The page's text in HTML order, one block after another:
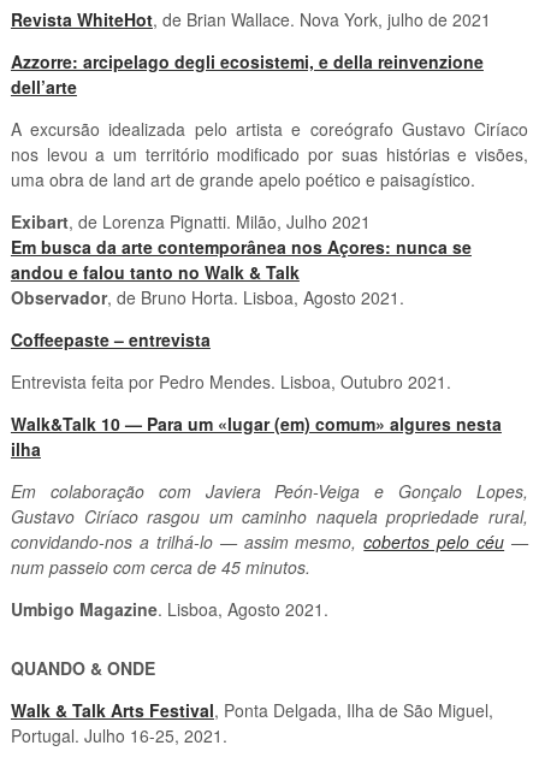
Revista WhiteHot, de Brian Wallace. Nova York, julho de 2021
Azzorre: arcipelago degli ecosistemi, e della reinvenzione
dell’arte
A excursão idealizada pelo artista e coreógrafo Gustavo Ciríaco
nos levou a um território modificado por suas histórias e visões,
uma obra de land art de grande apelo poético e paisagístico.
Exibart, de Lorenza Pignatti. Milão, Julho 2021
Em busca da arte contemporânea nos Açores: nunca se
andou e falou tanto no Walk & Talk
Observador, de Bruno Horta. Lisboa, Agosto 2021.
Coffeepaste – entrevista
Entrevista feita por Pedro Mendes. Lisboa, Outubro 2021.
Walk&Talk 10 — Para um «lugar (em) comum» algures nesta
ilha
Em colaboração com Javiera Peón-Veiga e Gonçalo Lopes,
Gustavo Ciríaco rasgou um caminho naquela propriedade rural,
convidando-nos a trilhá-lo — assim mesmo,cobertos pelo céu —
num passeio com cerca de 45 minutos.
Umbigo Magazine. Lisboa, Agosto 2021.
QUANDO & ONDE
Walk & Talk Arts Festival, Ponta Delgada, Ilha de São Miguel,
Portugal. Julho 16-25, 2021.